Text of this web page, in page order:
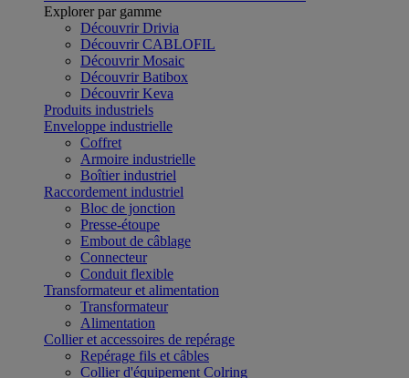
Explorer par gamme
Découvrir Drivia
Découvrir CABLOFIL
Découvrir Mosaic
Découvrir Batibox
Découvrir Keva
Produits industriels
Enveloppe industrielle
Coffret
Armoire industrielle
Boîtier industriel
Raccordement industriel
Bloc de jonction
Presse-étoupe
Embout de câblage
Connecteur
Conduit flexible
Transformateur et alimentation
Transformateur
Alimentation
Collier et accessoires de repérage
Repérage fils et câbles
Collier d'équipement Colring